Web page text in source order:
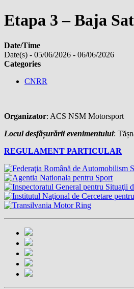
Etapa 3 – Baja
Date/Time
Date(s) - 05/06/2026 - 06/06/2026
Categories
CNRR
Organizator: ACS NSM Motorsport
Locul desfășurării evenimentului:
REGULAMENT PARTICULAR